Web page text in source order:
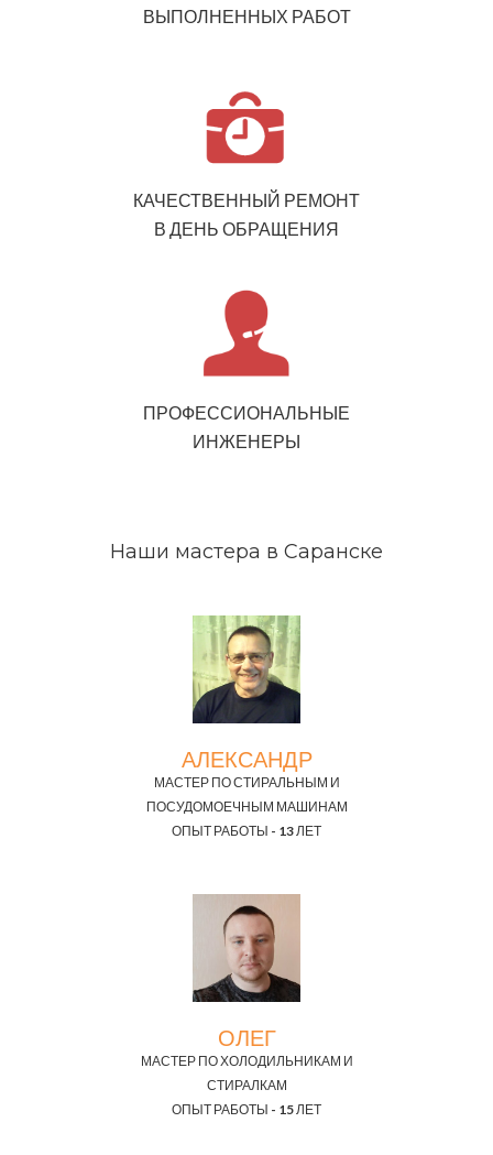
ВЫПОЛНЕННЫХ РАБОТ
КАЧЕСТВЕННЫЙ РЕМОНТ
В ДЕНЬ ОБРАЩЕНИЯ
ПРОФЕССИОНАЛЬНЫЕ
ИНЖЕНЕРЫ
Наши мастера в Саранске
АЛЕКСАНДР
МАСТЕР ПО СТИРАЛЬНЫМ И
ПОСУДОМОЕЧНЫМ МАШИНАМ
ОПЫТ РАБОТЫ - 13 ЛЕТ
ОЛЕГ
МАСТЕР ПО ХОЛОДИЛЬНИКАМ И
СТИРАЛКАМ
ОПЫТ РАБОТЫ - 15 ЛЕТ